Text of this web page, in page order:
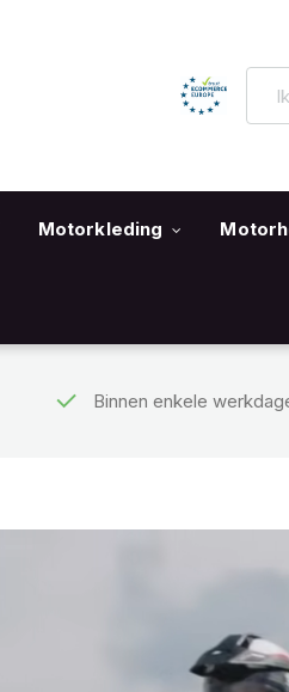
Motorkleding
Binnen enkele